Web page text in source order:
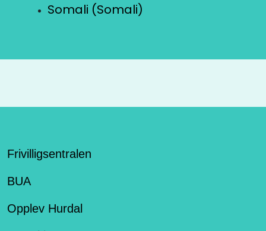
Somali (Somali)
Frivilligsentralen
BUA
Opplev Hurdal